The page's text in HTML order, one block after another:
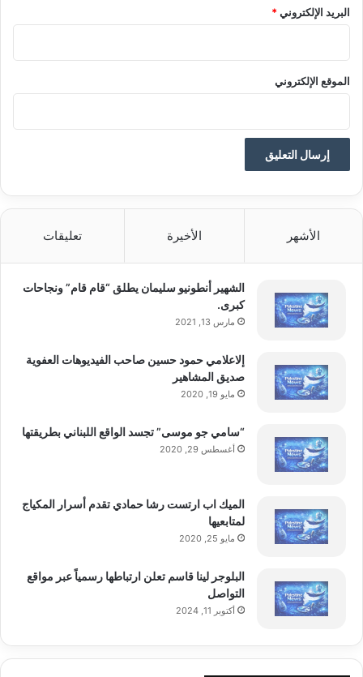
البريد الإلكتروني*
الموقع الإلكتروني
الأشهر الأخيرة تعليقات
الشهير أنطونيو سليمان يطلق “قام قام” ونجاحات
كبرى.
مارس 13, 2021
إلاعلامي حمود حسين صاحب الفيديوهات العفوية
صديق المشاهير
مايو 19, 2020
“سامي جو موسى” تجسد الواقع اللبناني بطريقتها
أغسطس 29, 2020
الميك اب ارتست رشا حمادي تقدم أسرار المكياج
لمتابعيها
مايو 25, 2020
البلوجر لينا قاسم تعلن ارتباطها رسمياً عبر مواقع
التواصل
أكتوبر 11, 2024